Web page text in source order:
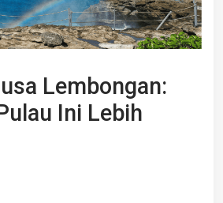
Lembongan:
Ini Lebih